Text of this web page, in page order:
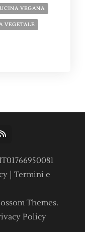
VEGANA
VEGETALE
| Termini e
Themes.
Policy